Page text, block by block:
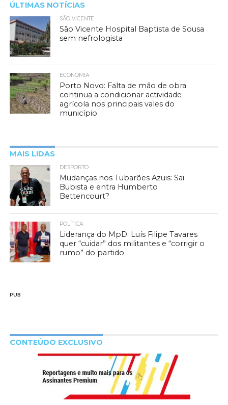
ÚLTIMAS NOTÍCIAS
SÃO VICENTE
São Vicente Hospital Baptista de Sousa
sem nefrologista
ECONOMIA
Porto Novo: Falta de mão de obra
continua a condicionar actividade
agrícola nos principais vales do
município
MAIS LIDAS
DESPORTO
Mudanças nos Tubarões Azuis: Sai
Bubista e entra Humberto
Bettencourt?
POLÍTICA
Liderança do MpD: Luís Filipe Tavares
quer “cuidar” dos militantes e “corrigir o
rumo” do partido
PUB
CONTEÚDO EXCLUSIVO